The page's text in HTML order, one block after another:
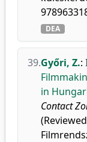
DEA
39.Győri, Z.:
in
Contact